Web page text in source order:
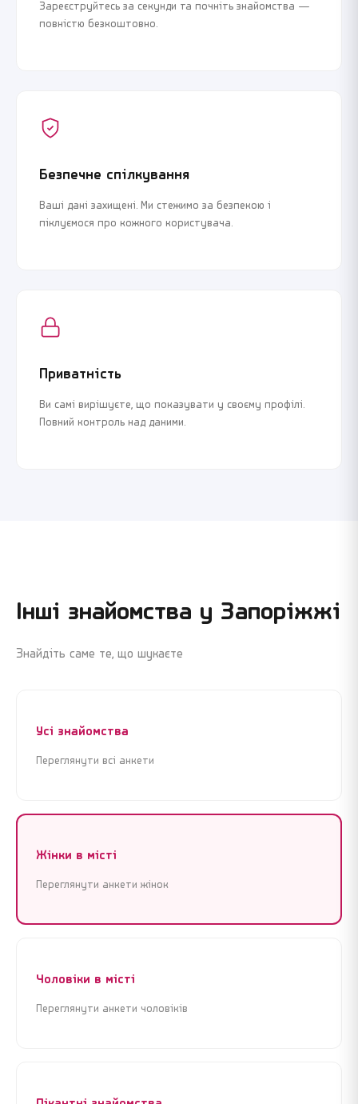
Реєстрація
Почати знайомства зараз
Зареєструйтесь за секунди та почніть знайомства —
повністю безкоштовно.
Безпечне спілкування
Ваші дані захищені. Ми стежимо за безпекою і
піклуємося про кожного користувача.
Приватність
Ви самі вирішуєте, що показувати у своєму профілі.
Повний контроль над даними.
Інші знайомства у Запоріжжі
Знайдіть саме те, що шукаєте
Усі знайомства
Переглянути всі анкети
Жінки в місті
Переглянути анкети жінок
Чоловіки в місті
Переглянути анкети чоловіків
Реєстрація